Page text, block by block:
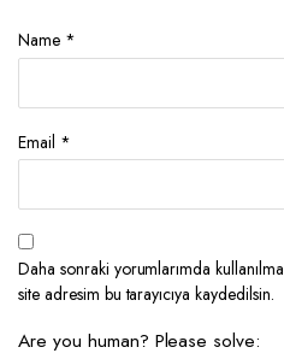
Name *
Email *
Daha sonraki yorumlarımda
site adresim bu tarayıcıya kaydedilsin.
Are you human? Please solve: